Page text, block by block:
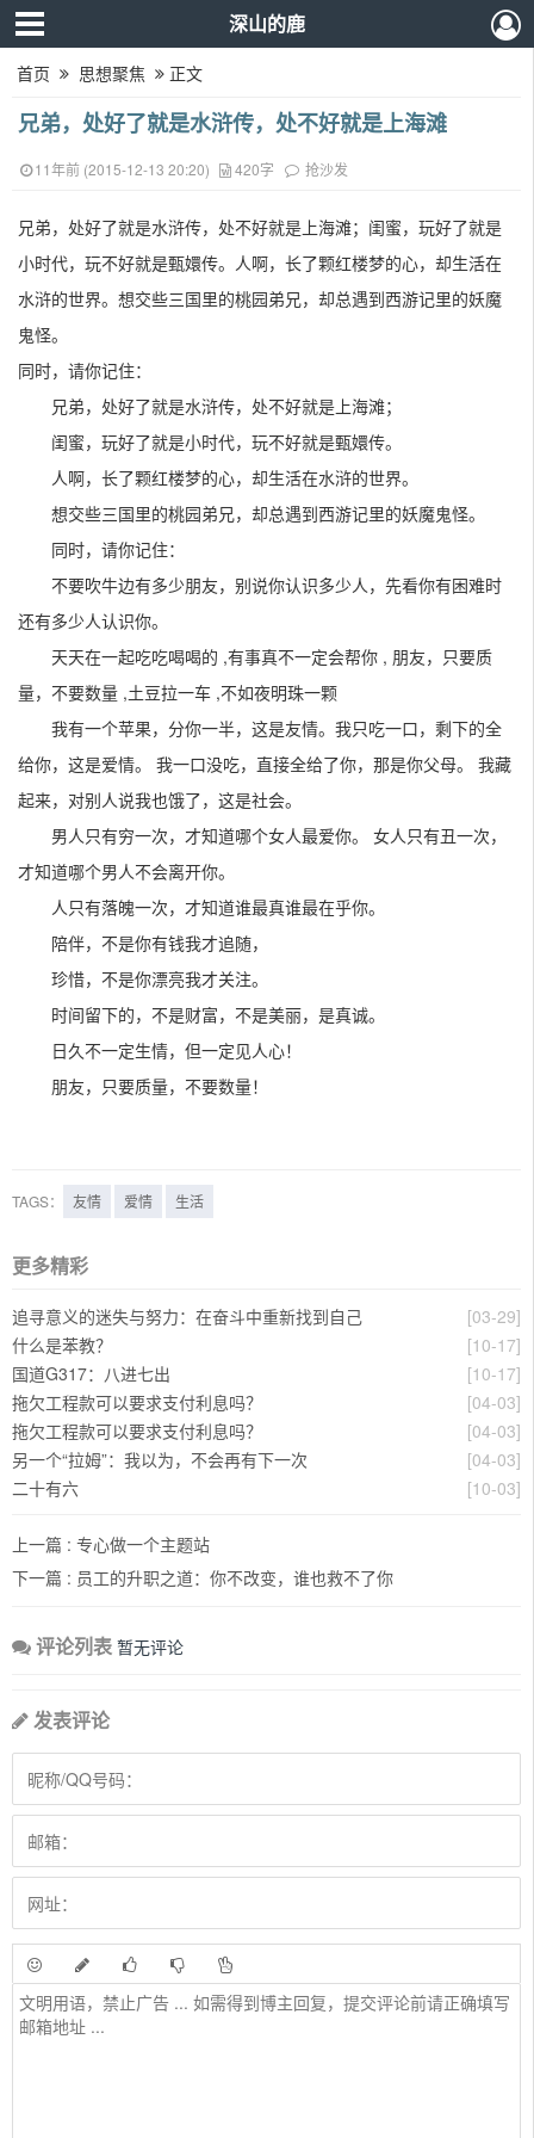
深山的鹿
首页 思想聚焦 正文
兄弟，处好了就是水浒传，处不好就是上海滩
11年前 (2015-12-13 20:20) 420字 抢沙发
兄弟，处好了就是水浒传，处不好就是上海滩；闺蜜，玩好了就是
小时代，玩不好就是甄嬛传。人啊，长了颗红楼梦的心，却生活在
水浒的世界。想交些三国里的桃园弟兄，却总遇到西游记里的妖魔
鬼怪。
同时，请你记住：
兄弟，处好了就是水浒传，处不好就是上海滩；
闺蜜，玩好了就是小时代，玩不好就是甄嬛传。
人啊，长了颗红楼梦的心，却生活在水浒的世界。
想交些三国里的桃园弟兄，却总遇到西游记里的妖魔鬼怪。
同时，请你记住：
不要吹牛边有多少朋友，别说你认识多少人，先看你有困难时
还有多少人认识你。
天天在一起吃吃喝喝的 ,有事真不一定会帮你 , 朋友，只要质
量，不要数量 ,土豆拉一车 ,不如夜明珠一颗
我有一个苹果，分你一半，这是友情。我只吃一口，剩下的全
给你，这是爱情。 我一口没吃，直接全给了你，那是你父母。 我藏
起来，对别人说我也饿了，这是社会。
男人只有穷一次，才知道哪个女人最爱你。 女人只有丑一次，
才知道哪个男人不会离开你。
人只有落魄一次，才知道谁最真谁最在乎你。
陪伴，不是你有钱我才追随，
珍惜，不是你漂亮我才关注。
时间留下的，不是财富，不是美丽，是真诚。
日久不一定生情，但一定见人心！
朋友，只要质量，不要数量！
TAGS： 友情 爱情 生活
更多精彩
[03-29]
追寻意义的迷失与努力：在奋斗中重新找到自己
[10-17]
什么是苯教？
[10-17]
国道G317：八进七出
[04-03]
拖欠工程款可以要求支付利息吗？
[04-03]
拖欠工程款可以要求支付利息吗？
[04-03]
另一个“拉姆”：我以为，不会再有下一次
[10-03]
二十有六
上一篇 : 专心做一个主题站
下一篇 : 员工的升职之道：你不改变，谁也救不了你
评论列表 暂无评论
发表评论